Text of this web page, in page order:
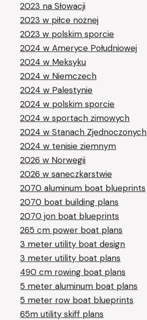
2023 na Słowacji
2023 w piłce nożnej
2023 w polskim sporcie
2024 w Ameryce Południowej
2024 w Meksyku
2024 w Niemczech
2024 w Palestynie
2024 w polskim sporcie
2024 w sportach zimowych
2024 w Stanach Zjednoczonych
2024 w tenisie ziemnym
2026 w Norwegii
2026 w saneczkarstwie
2070 aluminum boat blueprints
2070 boat building plans
2070 jon boat blueprints
265 cm power boat plans
3 meter utility boat design
3 meter utility boat plans
490 cm rowing boat plans
5 meter aluminum boat plans
5 meter row boat blueprints
65m utility skiff plans